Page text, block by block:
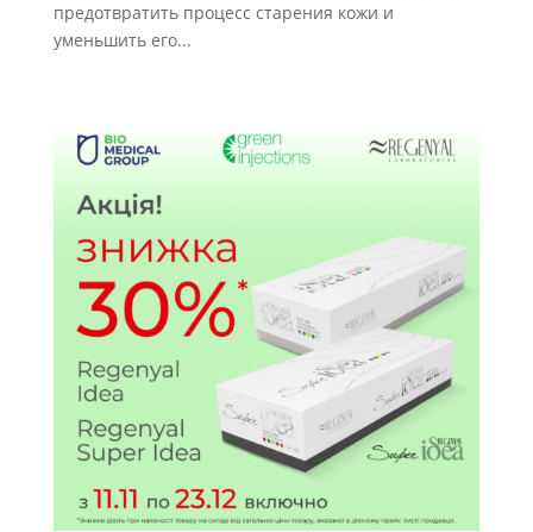
предотвратить процесс старения кожи и
уменьшить его...